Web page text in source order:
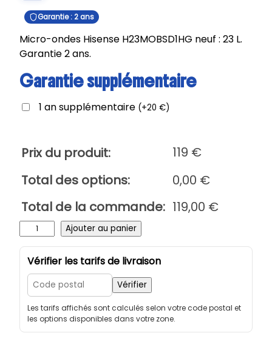
Garantie : 2 ans
Micro-ondes Hisense H23MOBSD1HG neuf : 23 L.
Garantie 2 ans.
Garantie supplémentaire
1 an supplémentaire (+20 €)
Prix du produit: 119 €
Total des options:
0,00 €
Total de la commande: 119,00 €
é
Ajouter au panier
Vérifier les tarifs de livraison
Vérifier
Les tarifs affichés sont calculés selon votre code postal et
les options disponibles dans votre zone.